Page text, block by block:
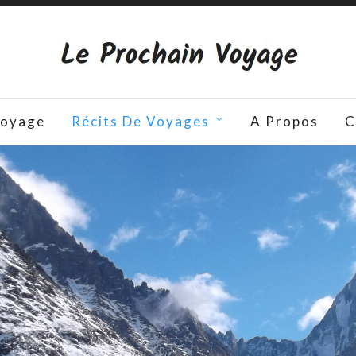
Récits De Voyages A Propos